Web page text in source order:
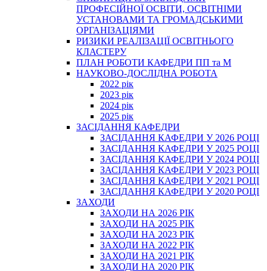
ПРОФЕСІЙНОЇ ОСВІТИ, ОСВІТНІМИ
УСТАНОВАМИ ТА ГРОМАДСЬКИМИ
ОРГАНІЗАЦІЯМИ
РИЗИКИ РЕАЛІЗАЦІЇ ОСВІТНЬОГО
КЛАСТЕРУ
ПЛАН РОБОТИ КАФЕДРИ ПП та М
НАУКОВО-ДОСЛІДНА РОБОТА
2022 рік
2023 рік
2024 рік
2025 рік
ЗАСІДАННЯ КАФЕДРИ
ЗАСІДАННЯ КАФЕДРИ У 2026 РОЦІ
ЗАСІДАННЯ КАФЕДРИ У 2025 РОЦІ
ЗАСІДАННЯ КАФЕДРИ У 2024 РОЦІ
ЗАСІДАННЯ КАФЕДРИ У 2023 РОЦІ
ЗАСІДАННЯ КАФЕДРИ У 2021 РОЦІ
ЗАСІДАННЯ КАФЕДРИ У 2020 РОЦІ
ЗАХОДИ
ЗАХОДИ НА 2026 РІК
ЗАХОДИ НА 2025 РІК
ЗАХОДИ НА 2023 РІК
ЗАХОДИ НА 2022 РІК
ЗАХОДИ НА 2021 РІК
ЗАХОДИ НА 2020 РІК